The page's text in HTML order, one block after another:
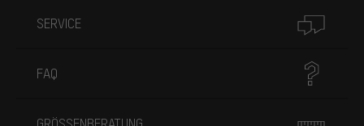
SERVICE
FAQ